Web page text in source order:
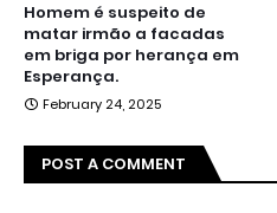
Homem é suspeito de
matar irmão a facadas
em briga por herança em
Esperança.
February 24, 2025
POST A COMMENT